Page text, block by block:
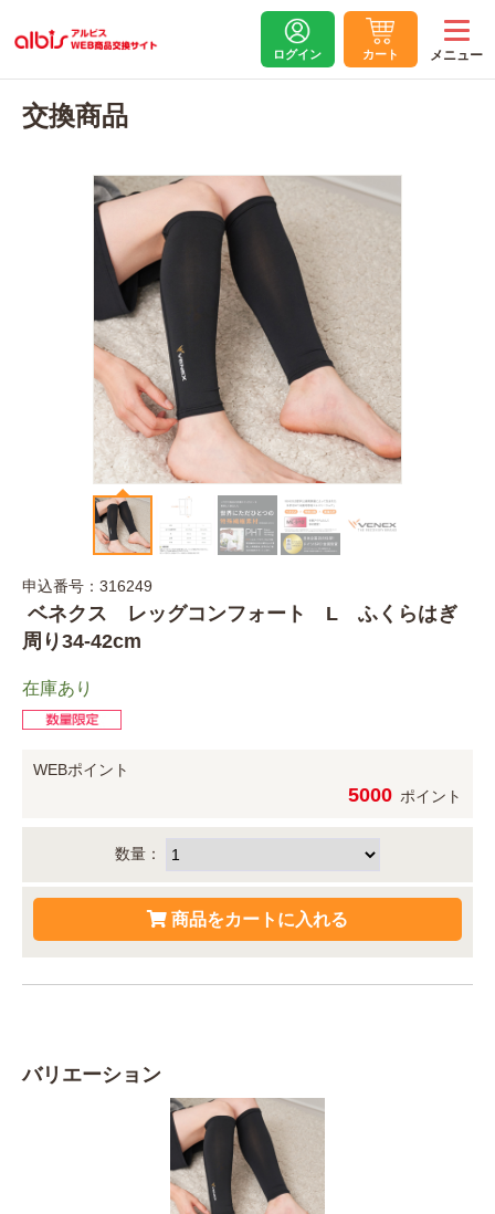
ログイン カート
交換商品
申込番号：316249
ベネクス レッグコンフォート L ふくらはぎ
周り34-42cm
在庫あり
WEBポイント
5000 ポイント
数量：
バリエーション